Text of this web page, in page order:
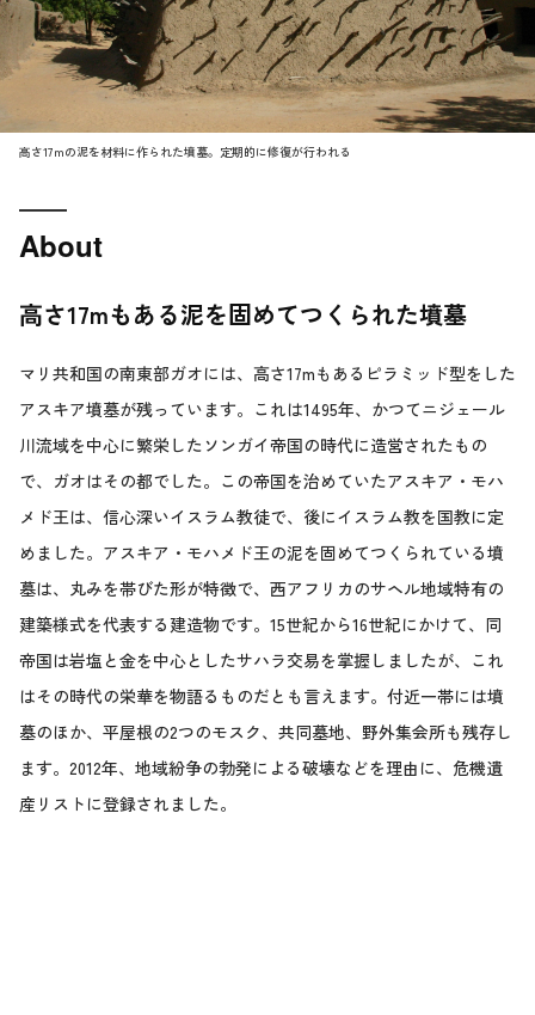
高さ17ｍの泥を材料に作られた墳墓。定期的に修復が行われる
About
高さ17mもある泥を固めてつくられた墳墓
マリ共和国の南東部ガオには、高さ17mもあるピラミッド型をした
アスキア墳墓が残っています。これは1495年、かつてニジェール
川流域を中心に繁栄したソンガイ帝国の時代に造営されたもの
で、ガオはその都でした。この帝国を治めていたアスキア・モハ
メド王は、信心深いイスラム教徒で、後にイスラム教を国教に定
めました。アスキア・モハメド王の泥を固めてつくられている墳
墓は、丸みを帯びた形が特徴で、西アフリカのサヘル地域特有の
建築様式を代表する建造物です。15世紀から16世紀にかけて、同
帝国は岩塩と金を中心としたサハラ交易を掌握しましたが、これ
はその時代の栄華を物語るものだとも言えます。付近一帯には墳
墓のほか、平屋根の2つのモスク、共同墓地、野外集会所も残存し
ます。2012年、地域紛争の勃発による破壊などを理由に、危機遺
産リストに登録されました。